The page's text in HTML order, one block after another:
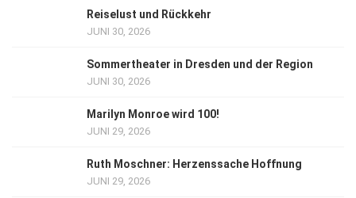
Reiselust und Rückkehr
JUNI 30, 2026
Sommertheater in Dresden und der Region
JUNI 30, 2026
Marilyn Monroe wird 100!
JUNI 29, 2026
Ruth Moschner: Herzenssache Hoffnung
JUNI 29, 2026